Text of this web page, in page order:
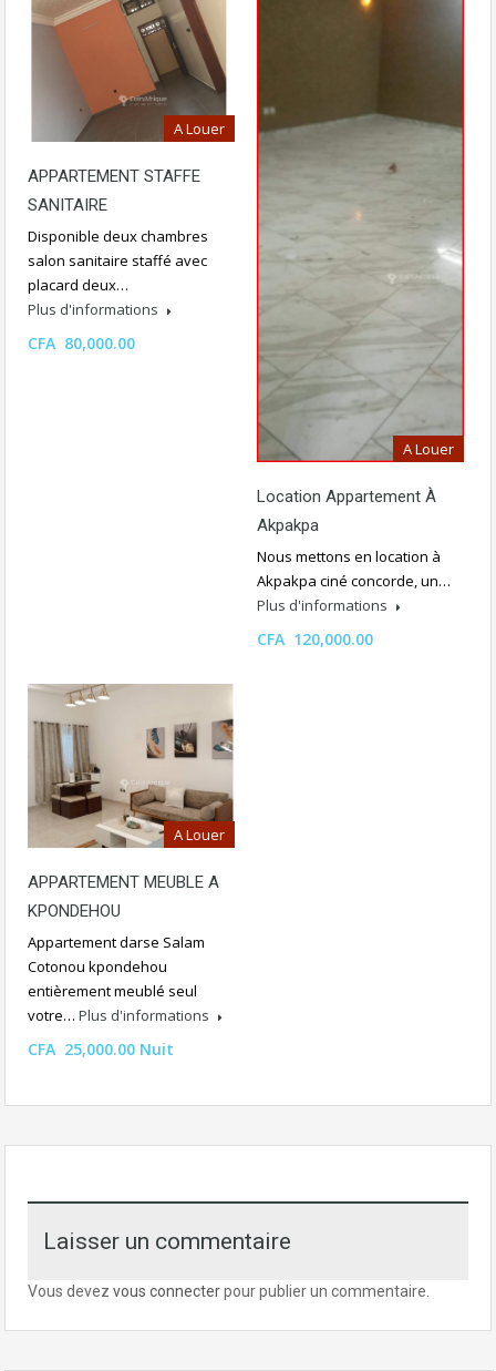
A Louer
APPARTEMENT STAFFE
SANITAIRE
Disponible deux chambres
salon sanitaire staffé avec
placard deux…
Plus d'informations
CFA 80,000.00
A Louer
Location Appartement À
Akpakpa
Nous mettons en location à
Akpakpa ciné concorde, un…
Plus d'informations
CFA 120,000.00
A Louer
APPARTEMENT MEUBLE A
KPONDEHOU
Appartement darse Salam
Cotonou kpondehou
entièrement meublé seul
votre… Plus d'informations
CFA 25,000.00 Nuit
Laisser un commentaire
Vous devez vous connecterpour publier un commentaire.